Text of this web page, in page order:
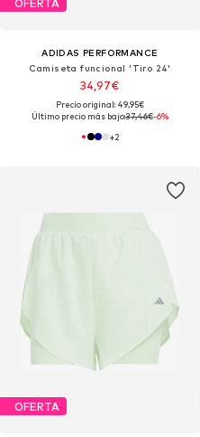
OFERTA
ADIDAS PERFORMANCE
Camiseta funcional 'Tiro 24'
34,97€
Precio original: 49,95€
Último precio más bajo:37,46€-6%
+2
OFERTA